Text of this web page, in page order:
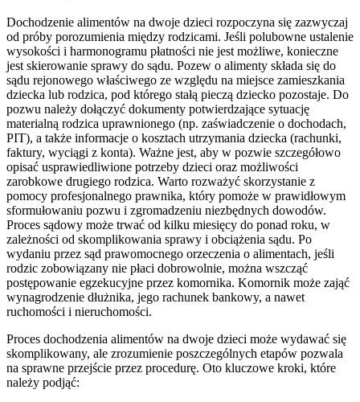
Dochodzenie alimentów na dwoje dzieci rozpoczyna się zazwyczaj
od próby porozumienia między rodzicami. Jeśli polubowne ustalenie
wysokości i harmonogramu płatności nie jest możliwe, konieczne
jest skierowanie sprawy do sądu. Pozew o alimenty składa się do
sądu rejonowego właściwego ze względu na miejsce zamieszkania
dziecka lub rodzica, pod którego stałą pieczą dziecko pozostaje. Do
pozwu należy dołączyć dokumenty potwierdzające sytuację
materialną rodzica uprawnionego (np. zaświadczenie o dochodach,
PIT), a także informacje o kosztach utrzymania dziecka (rachunki,
faktury, wyciągi z konta). Ważne jest, aby w pozwie szczegółowo
opisać usprawiedliwione potrzeby dzieci oraz możliwości
zarobkowe drugiego rodzica. Warto rozważyć skorzystanie z
pomocy profesjonalnego prawnika, który pomoże w prawidłowym
sformułowaniu pozwu i zgromadzeniu niezbędnych dowodów.
Proces sądowy może trwać od kilku miesięcy do ponad roku, w
zależności od skomplikowania sprawy i obciążenia sądu. Po
wydaniu przez sąd prawomocnego orzeczenia o alimentach, jeśli
rodzic zobowiązany nie płaci dobrowolnie, można wszcząć
postępowanie egzekucyjne przez komornika. Komornik może zająć
wynagrodzenie dłużnika, jego rachunek bankowy, a nawet
ruchomości i nieruchomości.
Proces dochodzenia alimentów na dwoje dzieci może wydawać się
skomplikowany, ale zrozumienie poszczególnych etapów pozwala
na sprawne przejście przez procedurę. Oto kluczowe kroki, które
należy podjąć: